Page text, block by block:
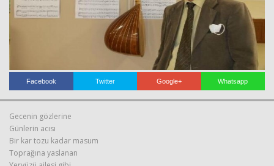
Facebook Twitter Google+ Whatsapp
Gecenin gözlerine
Günlerin acısı
Bir kar tozu kadar masum
Toprağına yaslanan
KÜNYE
İLETİŞİM